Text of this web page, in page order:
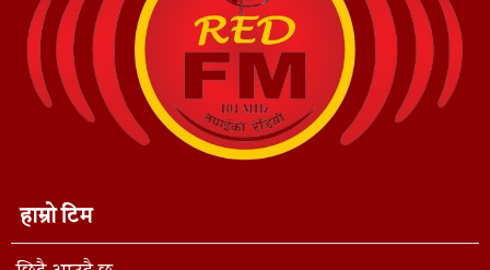
हाम्रो टिम